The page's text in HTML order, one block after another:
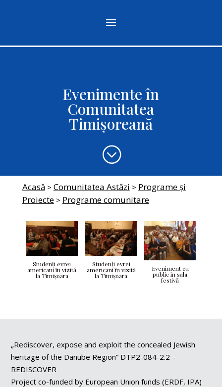
Evenimente în
Comunitatea
Timișoreană
;
Acasă > Comunitatea Astăzi > Programe și
Proiecte> Programe comunitare
Studenţi evrei
americani în vizită
la Timişoara
Studenţi evrei
americani în vizită
la Timişoara
Eveniment cu
public în sala
festivă
„Rediscover, expose and exploit the concealed Jewish
heritage of the Danube Region” DTP2-084-2.2 –
REDISCOVER
Project co-funded by European Union funds (ERDF, IPA)